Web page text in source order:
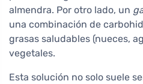
almendra. Por otro lado, un
una combinación de
grasas saludables (nueces,
vegetales.
Esta solución no solo suele